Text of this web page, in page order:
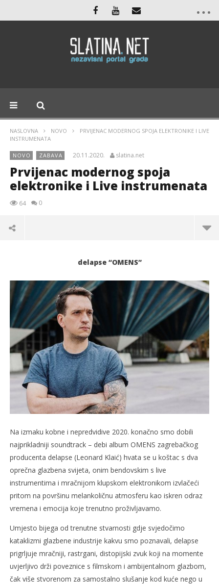
NASLOVNA NOVO
PRVIJENAC MODERNOG SPOJA ELEKTRONIKE I LIVE
INSTRUMENATA
NOVO ZABAVA 20.11.2020. slatina.net
Prvijenac modernog spoja
elektronike i Live instrumenata
64 0
TRENUTNO OTVORENO
Prvijenac modernog spoja elektronike i Live
instrumenata
slatina.net
delapse “OMENS”
Na izmaku kobne i nepredvidive 2020. konačno smo dobili
najprikladniji soundtrack – debi album OMENS zagrebačkog
producenta delapse (Leonard Klaić) hvata se u koštac s dva
oprečna glazbena svijeta, onim bendovskim s live
instrumentima i mračnijom klupskom elektronikom izvlačeći
pritom na površinu melankoličnu atmosferu kao iskren odraz
vremena i emocija koje trenutno proživljavamo.
Umjesto bijega od trenutne stvarnosti gdje svjedočimo
kataklizmi glazbene industrije kakvu smo poznavali, delapse
prigrljuje mračniji, rastrgani, distopijski zvuk koji na momente
uvjerljivo drži poveznice s filmskom i ambijentalnom glazbom,
čak više stvorenom za samostalno slušanje kod kuće nego u